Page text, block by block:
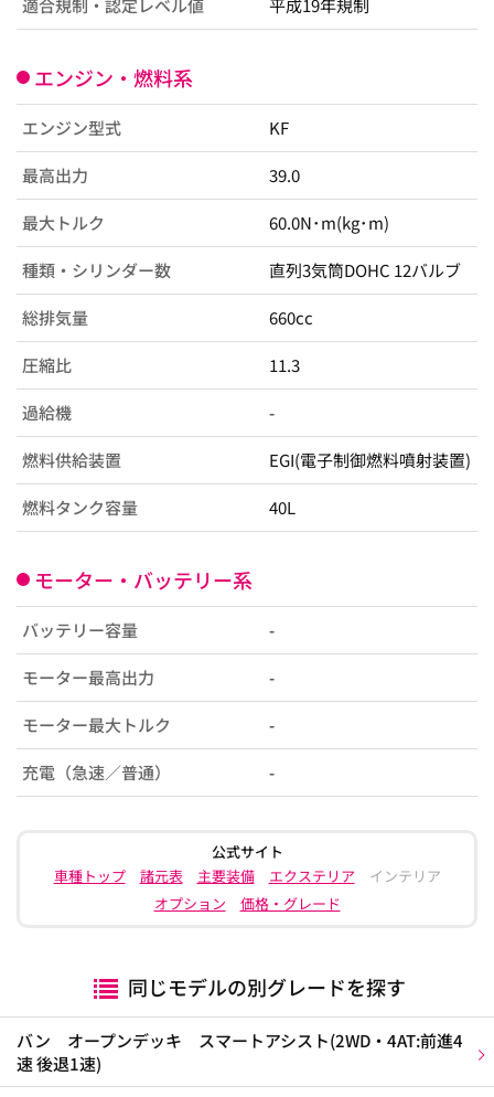
エンジン・燃料系
エンジン型式 KF
最高出力 39.0
最大トルク 60.0N･m(kg･m)
種類・シリンダー数 直列3気筒DOHC 12バルブ
総排気量 660cc
圧縮比 11.3
過給機 -
燃料供給装置 EGI(電子制御燃料噴射装置)
燃料タンク容量 40L
モーター・バッテリー系
バッテリー容量 -
モーター最高出力 -
モーター最大トルク -
充電（急速／普通） -
公式サイト
車種トップ
諸元表 主要装備 エクステリア
インテリア
オプション
価格・グレード
同じモデルの別グレードを探す
バン オープンデッキ スマートアシスト(2WD・4AT:前進4
速 後退1速)